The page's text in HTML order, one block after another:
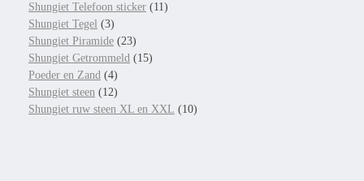
Shungiet Telefoon sticker (11)
Shungiet Tegel (3)
Shungiet Piramide (23)
Shungiet Getrommeld (15)
Poeder en Zand (4)
Shungiet steen (12)
Shungiet ruw steen XL en XXL (10)